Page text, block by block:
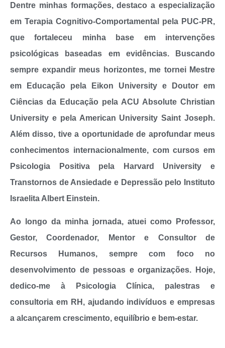
Dentre minhas formações, destaco a especialização
em Terapia Cognitivo-Comportamental pela PUC-PR,
que fortaleceu minha base em intervenções
psicológicas baseadas em evidências. Buscando
sempre expandir meus horizontes, me tornei Mestre
em Educação pela Eikon University e Doutor em
Ciências da Educação pela ACU Absolute Christian
University e pela American University Saint Joseph.
Além disso, tive a oportunidade de aprofundar meus
conhecimentos internacionalmente, com cursos em
Psicologia Positiva pela Harvard University e
Transtornos de Ansiedade e Depressão pelo Instituto
Israelita Albert Einstein.
Ao longo da minha jornada, atuei como Professor,
Gestor, Coordenador, Mentor e Consultor de
Recursos Humanos, sempre com foco no
desenvolvimento de pessoas e organizações. Hoje,
dedico-me à Psicologia Clínica, palestras e
consultoria em RH, ajudando indivíduos e empresas
a alcançarem crescimento, equilíbrio e bem-estar.